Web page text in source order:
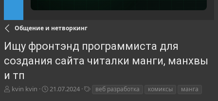
Общение и нетворкинг
Ищу фронтэнд программиста для
создания сайта читалки манги, манхвы
и тп
А
kvin kvin
Д
21.07.2024 веб разработка комиксы манга